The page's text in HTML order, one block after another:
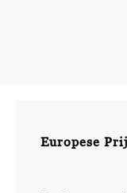
Europese